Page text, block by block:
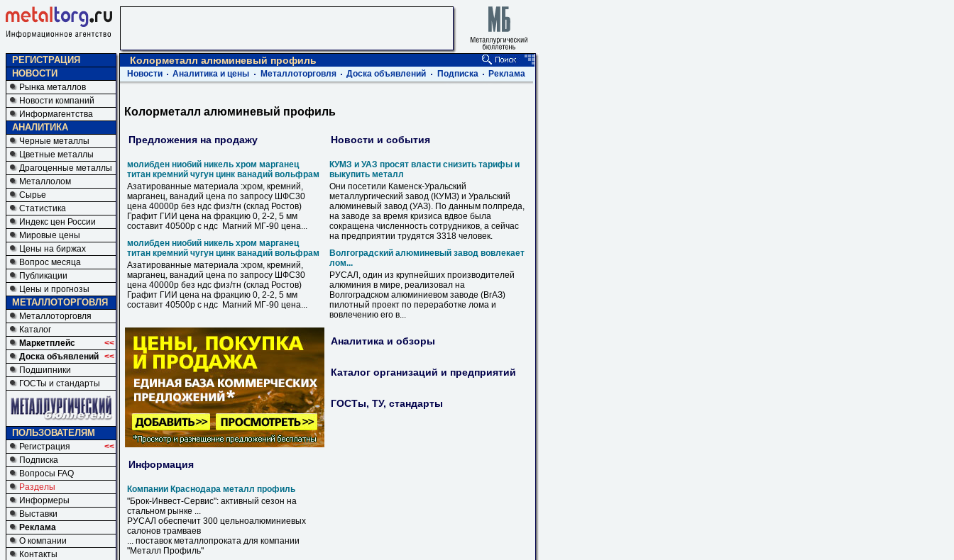
РЕГИСТРАЦИЯ
НОВОСТИ
Рынка металлов
Новости компаний
Информагентства
АНАЛИТИКА
Черные металлы
Цветные металлы
Драгоценные металлы
Металлолом
Сырье
Статистика
Индекс цен России
Мировые цены
Цены на биржах
Вопрос месяца
Публикации
Цены и прогнозы
МЕТАЛЛОТОРГОВЛЯ
Металлоторговля
Каталог
Маркетплейс
<<
Доска объявлений <<
Подшипники
ГОСТы и стандарты
ПОЛЬЗОВАТЕЛЯМ
Регистрация
<<
Подписка
Вопросы FAQ
Разделы
Информеры
Выставки
Реклама
О компании
Контакты
Колорметалл алюминевый профиль
Новости Аналитика и цены Металлоторговля Доска объявлений Подписка Реклама
Колорметалл алюминевый профиль
Предложения на продажу
молибден ниобий никель хром марганец
титан кремний чугун цинк ванадий вольфрам
Азатированные материала :хром, кремний,
марганец, ванадий цена по запросу ШФС30
цена 40000р без ндс физ/тн (склад Ростов)
Графит ГИИ цена на фракцию 0, 2-2, 5 мм
составит 40500р с ндс Магний МГ-90 цена...
молибден ниобий никель хром марганец
титан кремний чугун цинк ванадий вольфрам
Азатированные материала :хром, кремний,
марганец, ванадий цена по запросу ШФС30
цена 40000р без ндс физ/тн (склад Ростов)
Графит ГИИ цена на фракцию 0, 2-2, 5 мм
составит 40500р с ндс Магний МГ-90 цена...
Информация
Компании Краснодара металл профиль
"Брок-Инвест-Сервис": активный сезон на
стальном рынке ...
РУСАЛ обеспечит 300 цельноалюминиевых
салонов трамваев
... поставок металлопроката для компании
"Металл Профиль"
Новости и события
КУМЗ и УАЗ просят власти снизить тарифы и
выкупить металл
Они посетили Каменск-Уральский
металлургический завод (КУМЗ) и Уральский
алюминевый завод (УАЗ). По данным полпреда,
на заводе за время кризиса вдвое была
сокращена численность сотрудников, а сейчас
на предприятии трудятся 3318 человек.
Волгоградский алюминевый завод вовлекает
лом...
РУСАЛ, один из крупнейших производителей
алюминия в мире, реализовал на
Волгоградском алюминиевом заводе (ВгАЗ)
пилотный проект по переработке лома и
вовлечению его в...
Аналитика и обзоры
Каталог организаций и предприятий
ГОСТы, ТУ, стандарты